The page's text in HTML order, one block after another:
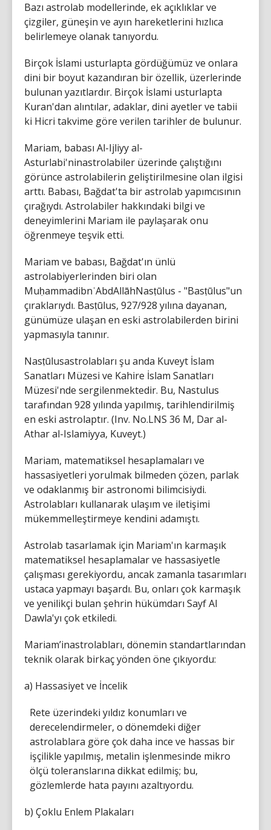
Bazı astrolab modellerinde, ek açıklıklar ve
çizgiler, güneşin ve ayın hareketlerini hızlıca
belirlemeye olanak tanıyordu.
Birçok İslami usturlapta gördüğümüz ve onlara
dini bir boyut kazandıran bir özellik, üzerlerinde
bulunan yazıtlardır. Birçok İslami usturlapta
Kuran'dan alıntılar, adaklar, dini ayetler ve tabii
ki Hicri takvime göre verilen tarihler de bulunur.
Mariam, babası Al-Ijliyy al-
Asturlabi'ninastrolabiler üzerinde çalıştığını
görünce astrolabilerin geliştirilmesine olan ilgisi
arttı. Babası, Bağdat'ta bir astrolab yapımcısının
çırağıydı. Astrolabiler hakkındaki bilgi ve
deneyimlerini Mariam ile paylaşarak onu
öğrenmeye teşvik etti.
Mariam ve babası, Bağdat'ın ünlü
astrolabiyerlerinden biri olan
MuḥammadibnʿAbdAllāhNasṭūlus - "Basṭūlus"un
çıraklarıydı. Basṭūlus, 927/928 yılına dayanan,
günümüze ulaşan en eski astrolabilerden birini
yapmasıyla tanınır.
Nasṭūlusastrolabları şu anda Kuveyt İslam
Sanatları Müzesi ve Kahire İslam Sanatları
Müzesi'nde sergilenmektedir. Bu, Nastulus
tarafından 928 yılında yapılmış, tarihlendirilmiş
en eski astrolaptır. (Inv. No.LNS 36 M, Dar al-
Athar al-Islamiyya, Kuveyt.)
Mariam, matematiksel hesaplamaları ve
hassasiyetleri yorulmak bilmeden çözen, parlak
ve odaklanmış bir astronomi bilimcisiydi.
Astrolabları kullanarak ulaşım ve iletişimi
mükemmelleştirmeye kendini adamıştı.
Astrolab tasarlamak için Mariam'ın karmaşık
matematiksel hesaplamalar ve hassasiyetle
çalışması gerekiyordu, ancak zamanla tasarımları
ustaca yapmayı başardı. Bu, onları çok karmaşık
ve yenilikçi bulan şehrin hükümdarı Sayf Al
Dawla'yı çok etkiledi.
Mariam’inastrolabları, dönemin standartlarından
teknik olarak birkaç yönden öne çıkıyordu:
a) Hassasiyet ve İncelik
Rete üzerindeki yıldız konumları ve
derecelendirmeler, o dönemdeki diğer
astrolablara göre çok daha ince ve hassas bir
işçilikle yapılmış, metalin işlenmesinde mikro
ölçü toleranslarına dikkat edilmiş; bu,
gözlemlerde hata payını azaltıyordu.
b) Çoklu Enlem Plakaları